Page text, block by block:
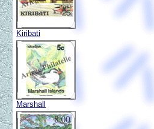
Kiribati
Marshall